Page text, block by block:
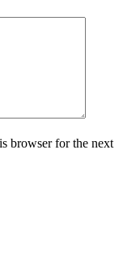
browser for the next